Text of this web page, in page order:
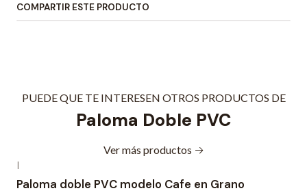
COMPARTIR ESTE PRODUCTO
PUEDE QUE TE INTERESEN OTROS PRODUCTOS DE
Paloma Doble PVC
Ver más productos
|
Paloma doble PVC modelo Cafe en Grano